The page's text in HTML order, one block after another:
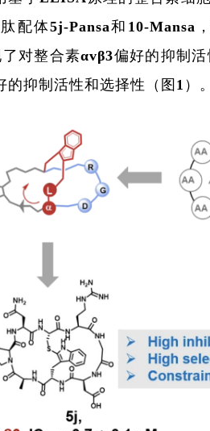
配体5j-Pansa和10-
对整合素αvβ3偏好的抑制
抑制活性和选择性（图1）。